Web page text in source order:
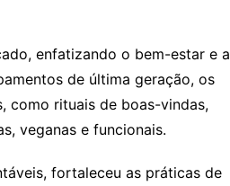
enfatizando o bem-estar e a
de última geração, os
como rituais de boas-vindas,
veganas e funcionais.
fortaleceu as práticas de